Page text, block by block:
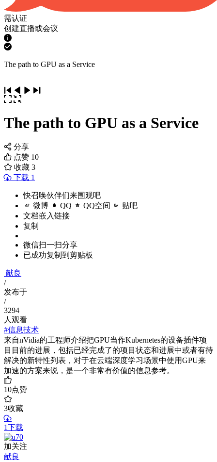
需认证
创建直播或会议
The path to GPU as a Service
The path to GPU as a Service
分享
点赞 10
收藏 3
下载 1
快召唤伙伴们来围观吧
微博 QQ QQ空间 贴吧
文档嵌入链接
复制
微信扫一扫分享
已成功复制到剪贴板
献良
/
发布于
/
3294
人观看
#信息技术
来自nVidia的工程师介绍把GPU当作Kubernetes的设备插件项
目目前的进展，包括已经完成了的项目状态和进展中或者有待
解决的新特性列表，对于在云端深度学习场景中使用GPU来
加速的方案来说，是一个非常有价值的信息参考。
10点赞
3收藏
1下载
加关注
献良